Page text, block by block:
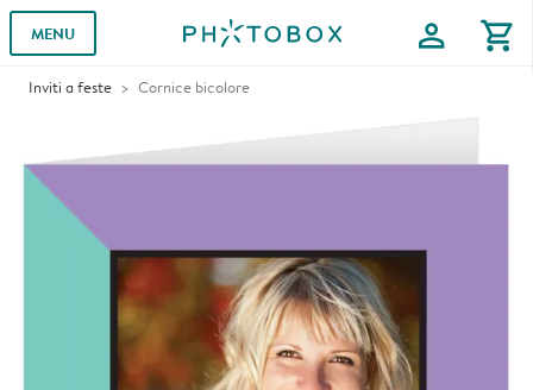
MENU profile shopping_cart
Inviti a feste Cornice bicolore